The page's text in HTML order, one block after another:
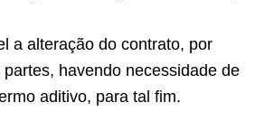
a alteração do contrato, por
havendo necessidade de
aditivo, para tal fim.